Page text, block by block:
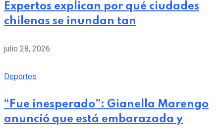
Expertos explican por qué ciudades
chilenas se inundan tan
julio 28, 2026
Deportes
“Fue inesperado”: Gianella Marengo
anunció que está embarazada y